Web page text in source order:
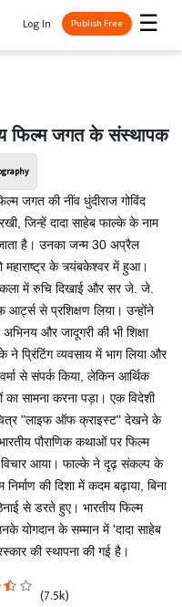
☰
Log In Publish Free
फिल्म जगत के संस्थापक
जगत की नींव धुंदीराज गोविंद
जिन्हें दादा साहेब फाल्के के नाम
है। उनका जन्म 30 अप्रैल
के त्र्यंबकेश्वर में हुआ।
में रुचि दिखाई और सर जे. जे.
से प्रशिक्षण लिया। उन्होंने
और जादूगरी की भी शिक्षा
ने प्रिंटिंग व्यवसाय में भाग लिया और
वर्मा से संपर्क किया, लेकिन आर्थिक
का सामना करना पड़ा। एक विदेशी
"लाइफ ऑफ क्राइस्ट" देखने के
पौराणिक कथाओं पर फिल्म
विचार आया। फाल्के ने दृढ़ संकल्प के
निर्माण की दिशा में कदम बढ़ाया, बिना
से डरते हुए। भारतीय फिल्म
योगदान के सम्मान में 'दादा साहेब
की स्थापना की गई है।
(7.5k)